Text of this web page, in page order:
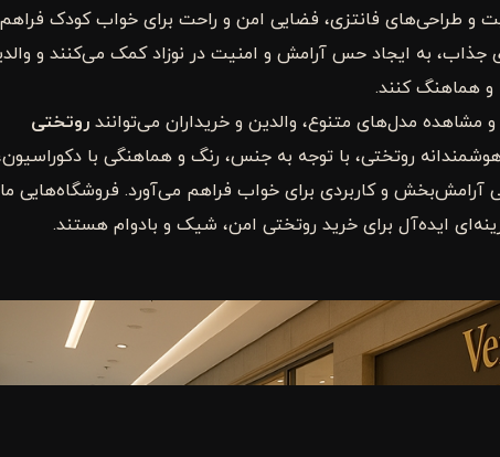
و طراحی‌های فانتزی، فضایی امن و راحت برای خواب کودک فراهم
جذاب، به ایجاد حس آرامش و امنیت در نوزاد کمک می‌کنند و
و هماهنگ کنند.
و مشاهده مدل‌های متنوع، والدین و خریداران می‌توانند روتختی
روتختی، با توجه به جنس، رنگ و هماهنگی با
آرامش‌بخش و کاربردی برای خواب فراهم می‌آورد. فروشگاه‌هایی
ایده‌آل برای خرید روتختی امن، شیک و بادوام هستند.